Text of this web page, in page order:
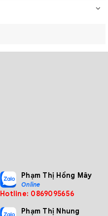
Phạm Thị Hồng Mây
Online
Hotline: 0869095656
Phạm Thị Nhung